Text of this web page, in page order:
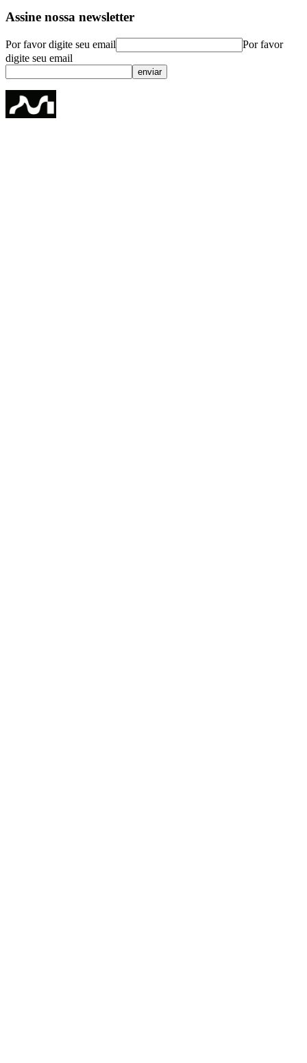
Assine nossa newsletter
Por favor digite seu email
Por favor
digite seu email
enviar